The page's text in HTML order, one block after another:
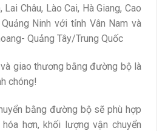
Châu, Lào Cai, Hà Giang, Cao
Ninh với tỉnh Vân Nam và
Quảng Tây/Trung Quốc
giao thương bằng đường bộ là
chóng!
bằng đường bộ sẽ phù hợp
hơn, khối lượng vận chuyển